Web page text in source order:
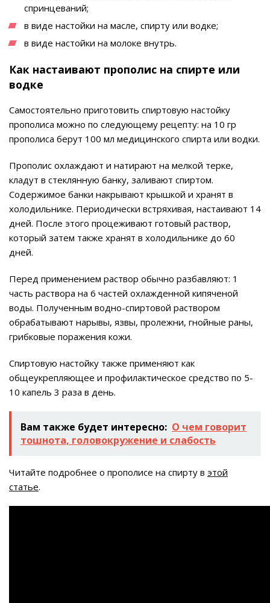
спринцеваний;
в виде настойки на масле, спирту или водке;
в виде настойки на молоке внутрь.
Как настаивают прополис на спирте или
водке
Самостоятельно приготовить спиртовую настойку
прополиса можно по следующему рецепту: на 10 гр
прополиса берут 100 мл медицинского спирта или водки.
Прополис охлаждают и натирают на мелкой терке,
кладут в стеклянную банку, заливают спиртом.
Содержимое банки накрывают крышкой и хранят в
холодильнике. Периодически встряхивая, настаивают 14
дней. После этого процеживают готовый раствор,
который затем также хранят в холодильнике до 60
дней.
Перед применением раствор обычно разбавляют: 1
часть раствора на 6 частей охлажденной кипяченой
воды. Полученным водно-спиртовой раствором
обрабатывают нарывы, язвы, пролежни, гнойные раны,
грибковые поражения кожи.
Спиртовую настойку также применяют как
общеукрепляющее и профилактическое средство по 5-
10 капель 3 раза в день.
Вам также будет интересно: О чем говорит
тошнота, головокружение и слабость
Читайте подробнее о прополисе на спирту в этой
статье.